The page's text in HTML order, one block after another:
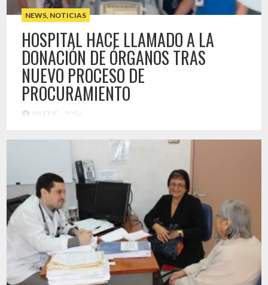
NEWS NOTICIAS
HOSPITAL HACE LLAMADO A LA
DONACIÓN DE ÓRGANOS TRAS
NUEVO PROCESO DE
PROCURAMIENTO
29 ENE , 2026
en el fortalecimiento de la cultura de la donación de órganos,
destacando la relevancia del procuramiento como un acto
solidario que permite salvar y mejorar la vida de múltiples
personas en el país. En este contexto, recientemente se
desarrolló un nuevo proceso de procuramiento de órganos
en […]
Destacado